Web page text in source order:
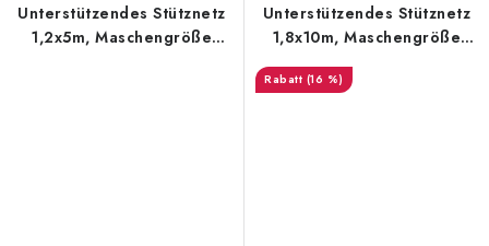
Unterstützendes Stütznetz
1,2x5m, Maschengröße
Unterstützendes Stütznetz
1,8x10m, Maschengröße
(16 %)